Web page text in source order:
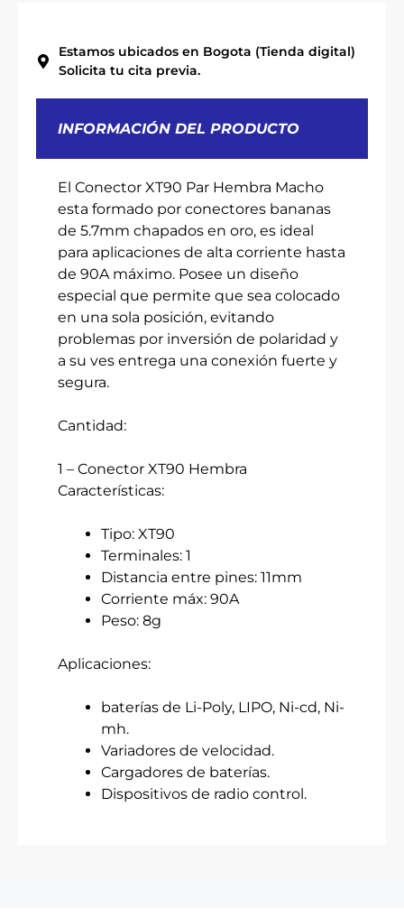
Estamos ubicados en Bogota (Tienda digital)
Solicita tu cita previa.
INFORMACIÓN DEL PRODUCTO
El Conector XT90 Par Hembra Macho
esta formado por conectores bananas
de 5.7mm chapados en oro, es ideal
para aplicaciones de alta corriente hasta
de 90A máximo. Posee un diseño
especial que permite que sea colocado
en una sola posición, evitando
problemas por inversión de polaridad y
a su ves entrega una conexión fuerte y
segura.
Cantidad:
1 – Conector XT90 Hembra
Características:
Tipo: XT90
Terminales: 1
Distancia entre pines: 11mm
Corriente máx: 90A
Peso: 8g
Aplicaciones:
baterías de Li-Poly, LIPO, Ni-cd, Ni-
mh.
Variadores de velocidad.
Cargadores de baterías.
Dispositivos de radio control.